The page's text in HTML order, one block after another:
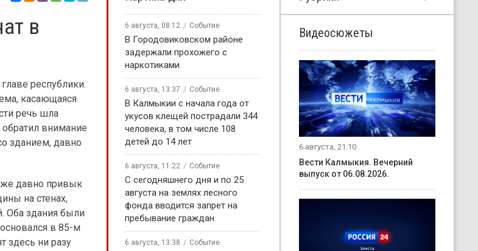
в
республики.
касающаяся
речь шла
внимание
зданием, давно
давно привык
на стенах,
Оба здания были
в 85-м
здесь ни разу
6 августа, 08:12 Событие
В Городовиковском районе
задержали прохожего с
наркотиками
6 августа, 13:37 Событие
В Калмыкии с начала года от
укусов клещей пострадали 344
человека, в том числе 108
детей до 14 лет
6 августа, 11:22 Событие
С сегодняшнего дня и по 25
августа на землях лесного
фонда вводится запрет на
пребывание граждан
6 августа, 13:38 Событие
Видеосюжеты
6 августа, 21:10
Вести Калмыкия. Вечерний
выпуск от 06.08.2026.